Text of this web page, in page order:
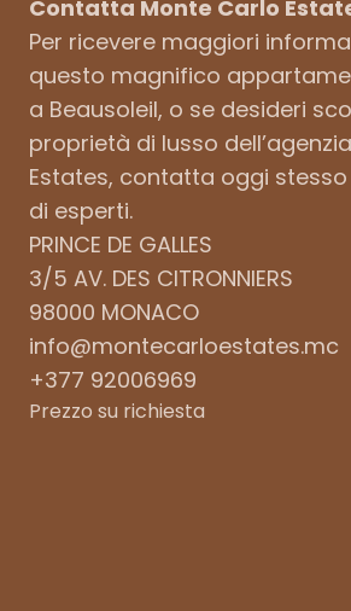
Contatta Monte Carlo
Per ricevere maggiori
questo magnifico
a Beausoleil, o se desideri
proprietà di lusso
Estates, contatta oggi
di esperti.
PRINCE DE GALLES
3/5 AV. DES CITRONNIERS
98000 MONACO
info@montecarloestates.mc
+377 92006969
Prezzo su richiesta